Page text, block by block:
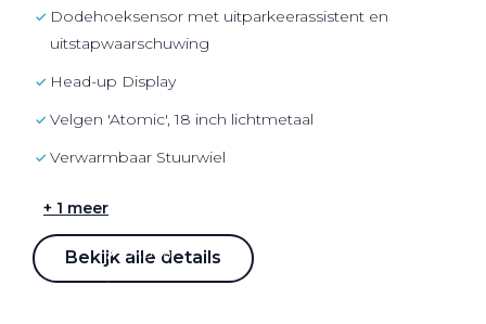
Duurzaamheid
Veelgestelde vragen
Škoda
CUPRA
Dodehoeksensor met uitparkeerassistent en
uitstapwaarschuwing
Head-up Display
Velgen 'Atomic', 18 inch lichtmetaal
Verwarmbaar Stuurwiel
+ 1 meer
Bekijk alle details